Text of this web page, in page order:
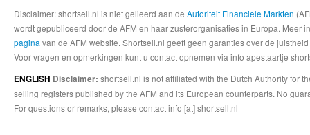
Disclaimer: shortsell.nl is niet gelieerd aan de Autoriteit Financiele Markten
wordt gepubliceerd door de AFM en haar zusterorganisaties in Europa.
pagina van de AFM website. Shortsell.nl geeft geen garanties over de
Voor vragen en opmerkingen kunt u contact opnemen via info apestaartje
ENGLISH Disclaimer: shortsell.nl is not affiliated with the Dutch Authority for
selling registers published by the AFM and its European counterparts. No
For questions or remarks, please contact info [at] shortsell.nl